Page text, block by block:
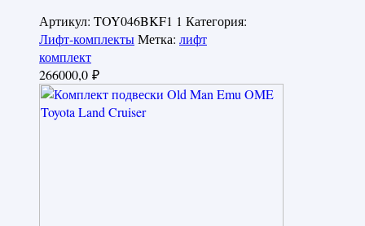
Артикул: TOY046BKF1 1 Категория:
Лифт-комплектыМетка: лифт
комплект
266000,0 ₽